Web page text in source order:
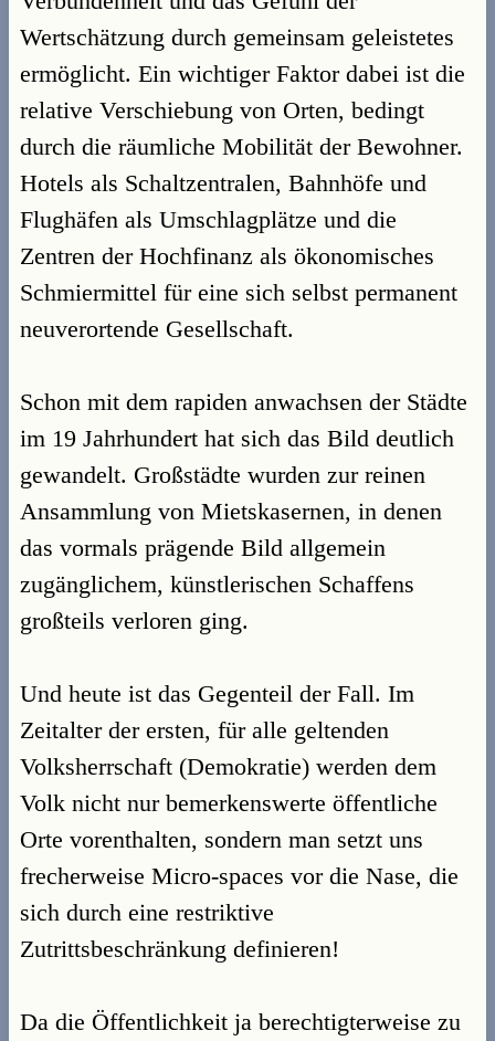
Wertschätzung durch gemeinsam geleistetes
ermöglicht. Ein wichtiger Faktor dabei ist die
relative Verschiebung von Orten, bedingt
durch die räumliche Mobilität der Bewohner.
Hotels als Schaltzentralen, Bahnhöfe und
Flughäfen als Umschlagplätze und die
Zentren der Hochfinanz als ökonomisches
Schmiermittel für eine sich selbst permanent
neuverortende Gesellschaft.
Schon mit dem rapiden anwachsen der Städte
im 19 Jahrhundert hat sich das Bild deutlich
gewandelt. Großstädte wurden zur reinen
Ansammlung von Mietskasernen, in denen
das vormals prägende Bild allgemein
zugänglichem, künstlerischen Schaffens
großteils verloren ging.
Und heute ist das Gegenteil der Fall. Im
Zeitalter der ersten, für alle geltenden
Volksherrschaft (Demokratie) werden dem
Volk nicht nur bemerkenswerte öffentliche
Orte vorenthalten, sondern man setzt uns
frecherweise Micro-spaces vor die Nase, die
sich durch eine restriktive
Zutrittsbeschränkung definieren!
Da die Öffentlichkeit ja berechtigterweise zu